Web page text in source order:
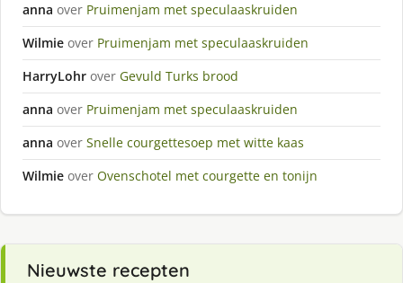
anna over Pruimenjam met speculaaskruiden
Wilmie over Pruimenjam met speculaaskruiden
HarryLohr over Gevuld Turks brood
anna over Pruimenjam met speculaaskruiden
anna over Snelle courgettesoep met witte kaas
Wilmie over Ovenschotel met courgette en tonijn
Nieuwste recepten